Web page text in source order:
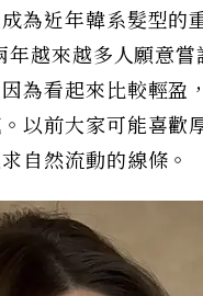
為近年韓系髮型的
越來越多人願意嘗
為看起來比較輕盈
以前大家可能喜歡
自然流動的線條。